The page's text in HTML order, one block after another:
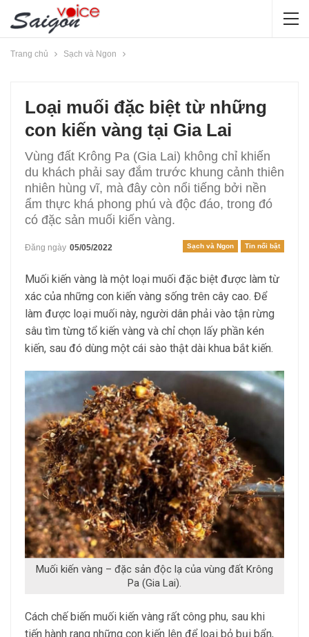
Trang chủ Sạch và Ngon
Loại muối đặc biệt từ những
con kiến vàng tại Gia Lai
Vùng đất Krông Pa (Gia Lai) không chỉ khiến
du khách phải say đắm trước khung cảnh thiên
nhiên hùng vĩ, mà đây còn nổi tiếng bởi nền
ẩm thực khá phong phú và độc đáo, trong đó
có đặc sản muối kiến vàng.
Sạch và Ngon Tin nổi bật
Đăng ngày 05/05/2022
Muối kiến vàng là một loại muối đặc biệt được làm từ
xác của những con kiến vàng sống trên cây cao. Để
làm được loại muối này, người dân phải vào tận rừng
sâu tìm từng tổ kiến vàng và chỉ chọn lấy phần kén
kiến, sau đó dùng một cái sào thật dài khua bắt kiến.
Muối kiến vàng – đặc sản độc lạ của vùng đất Krông
Pa (Gia Lai).
Cách chế biến muối kiến vàng rất công phu, sau khi
tiến hành rang những con kiến lên để loại bỏ bụi bẩn,